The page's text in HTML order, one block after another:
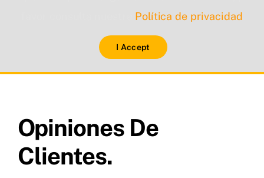
Política de privacidad
I Accept
Opiniones De
Clientes.